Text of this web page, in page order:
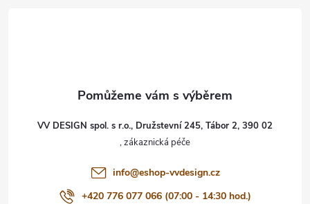
VV DESIGN spol. s r.o., Družstevní 245, Tábor 2, 390 02
info@eshop-vvdesign.cz
+420 776 077 066 (07:00 - 14:30 hod.)